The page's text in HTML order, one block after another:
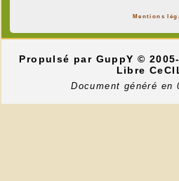
Mentions
Propulsé par GuppY©
Libre
Document généré en